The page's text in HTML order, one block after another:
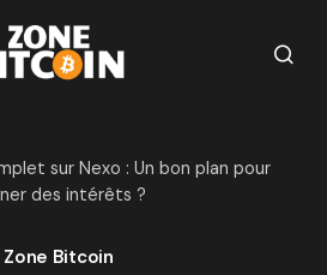
sur Nexo : Un bon plan pour
des intérêts ?
Zone Bitcoin